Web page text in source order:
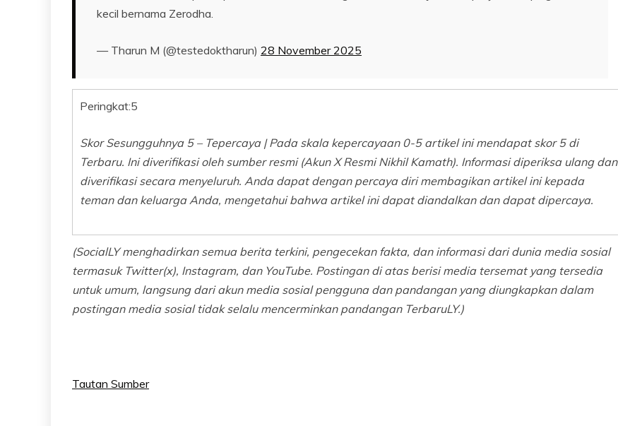
kecil bernama Zerodha.
— Tharun M (@testedoktharun) 28 November 2025
Peringkat:5
Skor Sesungguhnya 5 – Tepercaya | Pada skala kepercayaan 0-5 artikel ini mendapat skor 5 di
Terbaru. Ini diverifikasi oleh sumber resmi (Akun X Resmi Nikhil Kamath). Informasi diperiksa ulang dan
diverifikasi secara menyeluruh. Anda dapat dengan percaya diri membagikan artikel ini kepada
teman dan keluarga Anda, mengetahui bahwa artikel ini dapat diandalkan dan dapat dipercaya.
(SocialLY menghadirkan semua berita terkini, pengecekan fakta, dan informasi dari dunia media sosial
termasuk Twitter(x), Instagram, dan YouTube. Postingan di atas berisi media tersemat yang tersedia
untuk umum, langsung dari akun media sosial pengguna dan pandangan yang diungkapkan dalam
postingan media sosial tidak selalu mencerminkan pandangan TerbaruLY.)
Tautan Sumber